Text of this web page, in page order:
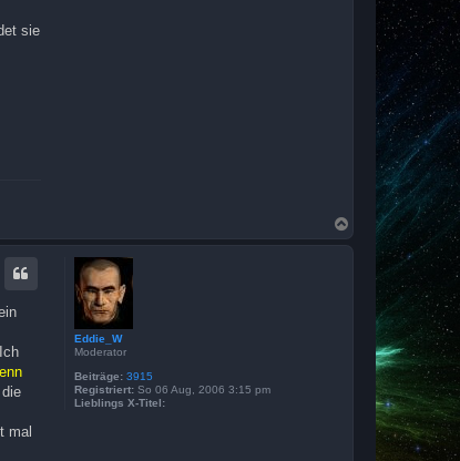
sie
a
c
Eddie_W
Moderator
Beiträge: 3915
Registriert: So 06 Aug, 2006 3:15 pm
Lieblings X-Titel:
mal